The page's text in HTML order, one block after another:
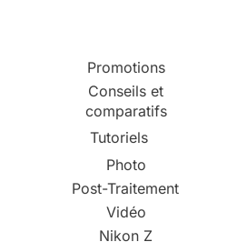
Promotions
Conseils et
comparatifs
Tutoriels
Photo
Post-Traitement
Vidéo
Nikon Z